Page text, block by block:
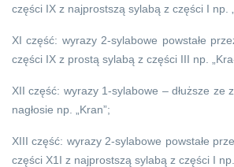
części IX z najprostszą sylabą z części I np.
XI część: wyrazy 2-sylabowe powstałe
części IX z prostą sylabą z części III np.
XII część: wyrazy 1-sylabowe – dłuższe ze
nagłosie np. „Kran”;
XIII część: wyrazy 2-sylabowe powstałe
części X1I z najprostszą sylabą z części I np.